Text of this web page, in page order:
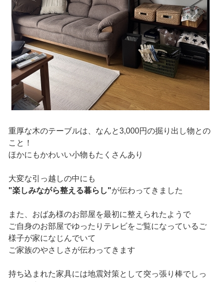
重厚な木のテーブルは、なんと3,000円の掘り出し物との
こと！
ほかにもかわいい小物もたくさんあり
大変な引っ越しの中にも
"楽しみながら整える暮らし"が伝わってきました
また、おばあ様のお部屋を最初に整えられたようで
ご自身のお部屋でゆったりテレビをご覧になっているご
様子が家になじんでいて
ご家族のやさしさが伝わってきます
持ち込まれた家具には地震対策として突っ張り棒でしっ